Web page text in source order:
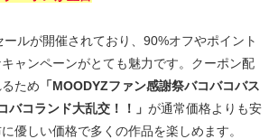
ルが開催されており、90%オフやポイント
ャンペーンがとても魅力です。クーポン配
ため 「MOODYZファン感謝祭バコバコバス
バコランド大乱交！！」 が通常価格よりも安
優しい価格で多くの作品を楽しめます。